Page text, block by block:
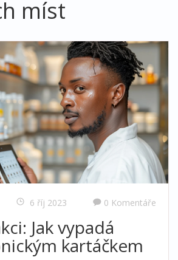
míst
6 říj 2023 0 Komentáře
Jak vypadá
kartáčkem